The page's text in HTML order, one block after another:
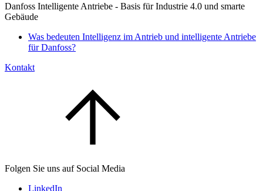
Danfoss Intelligente Antriebe - Basis für Industrie 4.0 und smarte
Gebäude
Was bedeuten Intelligenz im Antrieb und intelligente Antriebe
für Danfoss?
Kontakt
Folgen Sie uns auf Social Media
LinkedIn